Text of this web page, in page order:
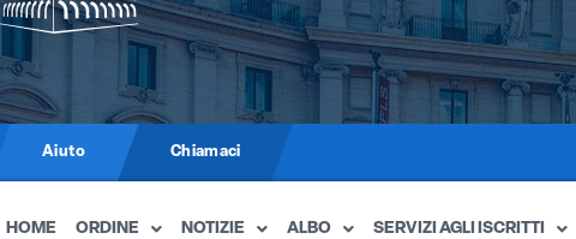
Aiuto Chiamaci
HOME ORDINE NOTIZIE ALBO SERVIZI AGLI ISCRITTI